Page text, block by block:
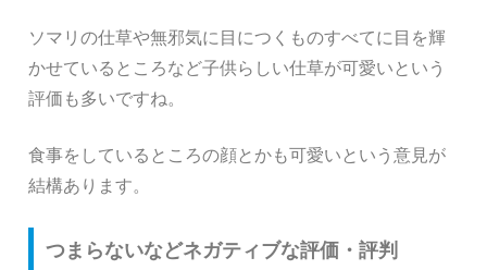
ソマリの仕草や無邪気に目につくものすべてに目を輝
かせているところなど子供らしい仕草が可愛いという
評価も多いですね。
食事をしているところの顔とかも可愛いという意見が
結構あります。
つまらないなどネガティブな評価・評判